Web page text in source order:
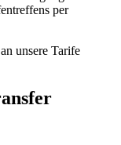
per
unsere Tarife